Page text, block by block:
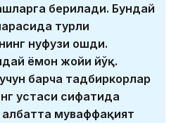
берилади. Бундай
турли
нуфузи ошди.
ёмон жойи йўқ.
барча тадбиркорлар
устаси сифатида
албатта муваффақият